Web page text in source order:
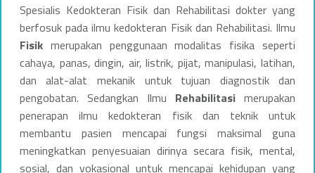
Spesialis Kedokteran Fisik dan Rehabilitasi dokter yang
berfosuk pada ilmu kedokteran Fisik dan Rehabilitasi. Ilmu
Fisikmerupakan penggunaan modalitas fisika seperti
cahaya, panas, dingin, air, listrik, pijat, manipulasi, latihan,
dan alat-alat mekanik untuk tujuan diagnostik dan
pengobatan. Sedangkan Ilmu Rehabilitasi merupakan
penerapan ilmu kedokteran fisik dan teknik untuk
membantu pasien mencapai fungsi maksimal guna
meningkatkan penyesuaian dirinya secara fisik, mental,
sosial, dan vokasional untuk mencapai kehidupan yang